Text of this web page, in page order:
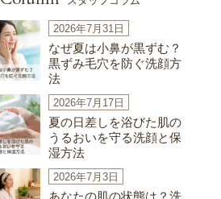
2026年7月31日
なぜ夏は小鼻が黒ずむ？
黒ずみ毛穴を防ぐ洗顔方
法
2026年7月17日
夏の日差しを浴びた肌の
うるおいを守る洗顔と保
湿方法
2026年7月3日
あなたの肌の状態は？洗